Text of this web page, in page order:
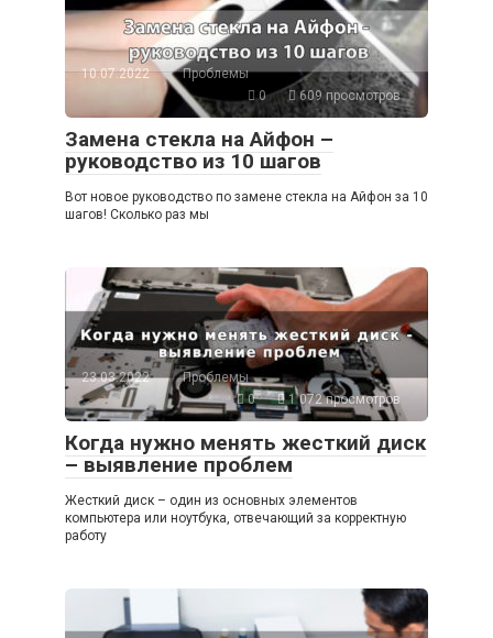
10.07.2022
Проблемы
0
609 просмотров
Замена стекла на Айфон –
руководство из 10 шагов
Вот новое руководство по замене стекла на Айфон за 10
шагов! Сколько раз мы
23.03.2022
Проблемы
0
1 072 просмотров
Когда нужно менять жесткий диск
– выявление проблем
Жесткий диск – один из основных элементов
компьютера или ноутбука, отвечающий за корректную
работу